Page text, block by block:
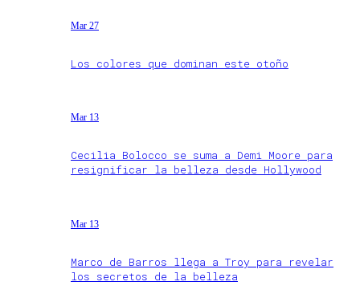
Mar 27
Los colores que dominan este otoño
Mar 13
Cecilia Bolocco se suma a Demi Moore para
resignificar la belleza desde Hollywood
Mar 13
Marco de Barros llega a Troy para revelar
los secretos de la belleza